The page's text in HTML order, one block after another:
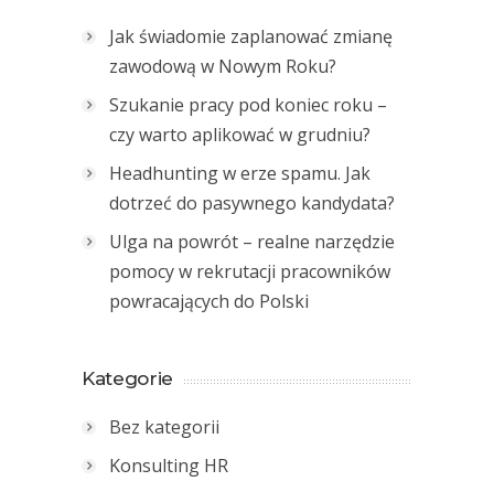
Jak świadomie zaplanować zmianę
zawodową w Nowym Roku?
Szukanie pracy pod koniec roku –
czy warto aplikować w grudniu?
Headhunting w erze spamu. Jak
dotrzeć do pasywnego kandydata?
Ulga na powrót – realne narzędzie
pomocy w rekrutacji pracowników
powracających do Polski
Kategorie
Bez kategorii
Konsulting HR